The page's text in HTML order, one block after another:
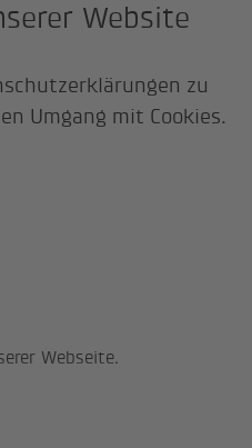
Website
zu
Umgang mit Cookies.
Webseite.